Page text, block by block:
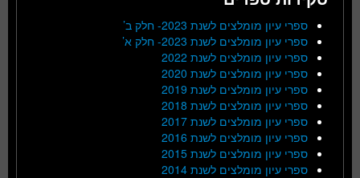
ספרי עיון מומלצים לשנת 2023- חלק ב’
ספרי עיון מומלצים לשנת 2023- חלק א’
ספרי עיון מומלצים לשנת 2022
ספרי עיון מומלצים לשנת 2020
ספרי עיון מומלצים לשנת 2019
ספרי עיון מומלצים לשנת 2018
ספרי עיון מומלצים לשנת 2017
ספרי עיון מומלצים לשנת 2016
ספרי עיון מומלצים לשנת 2015
ספרי עיון מומלצים לשנת 2014